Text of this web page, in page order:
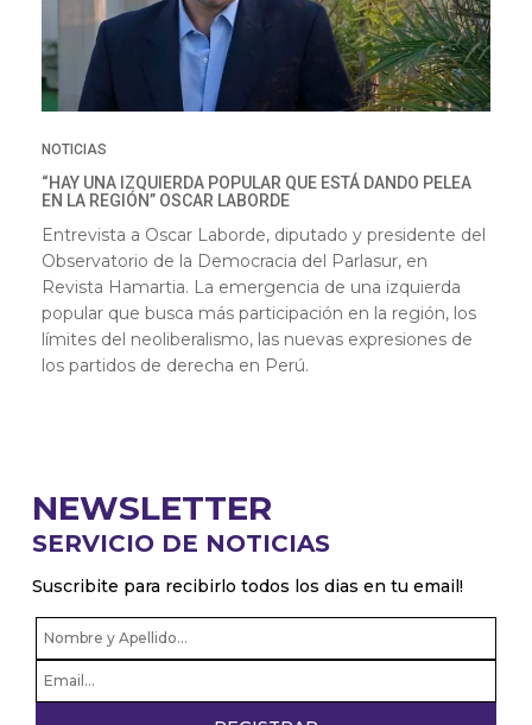
NOTICIAS
“HAY UNA IZQUIERDA POPULAR QUE ESTÁ DANDO PELEA
EN LA REGIÓN” OSCAR LABORDE
Entrevista a Oscar Laborde, diputado y presidente del
Observatorio de la Democracia del Parlasur, en
Revista Hamartia. La emergencia de una izquierda
popular que busca más participación en la región, los
límites del neoliberalismo, las nuevas expresiones de
los partidos de derecha en Perú.
NEWSLETTER
SERVICIO DE NOTICIAS
Suscribite para recibirlo todos los dias en tu email!